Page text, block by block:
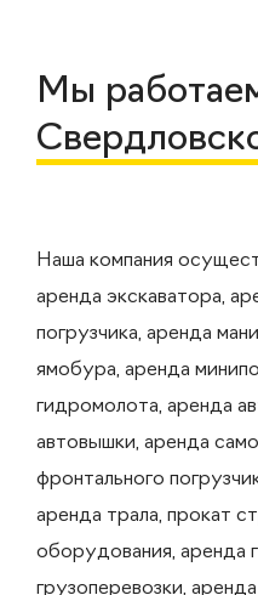
Мы
Наша компания
аренда экскаватора,
погрузчика, аренда
ямобура, аренда
гидромолота, аренда
автовышки, аренда
фронтального
аренда трала, прокат
оборудования, аренда
грузоперевозки,